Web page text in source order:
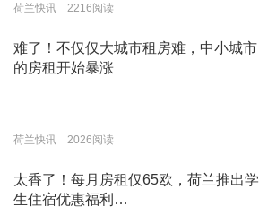
荷兰快讯 2216阅读
难了！不仅仅大城市租房难，中小城市
的房租开始暴涨
荷兰快讯 2026阅读
太香了！每月房租仅65欧，荷兰推出学
生住宿优惠福利…